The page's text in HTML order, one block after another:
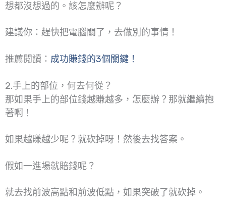
想都沒想過的。該怎麼辦呢？
建議你：趕快把電腦關了，去做別的事情！
推薦閱讀： 成功賺錢的3個關鍵！
2.手上的部位，何去何從？
那如果手上的部位錢越賺越多，怎麼辦？那就繼續抱
著啊！
如果越賺越少呢？就砍掉呀！然後去找答案。
假如一進場就賠錢呢？
就去找前波高點和前波低點，如果突破了就砍掉。